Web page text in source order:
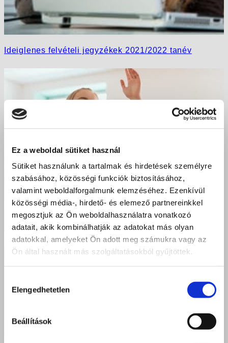
Ez a weboldal sütiket használ
Sütiket használunk a tartalmak és hirdetések személyre
szabásához, közösségi funkciók biztosításához,
valamint weboldalforgalmunk elemzéséhez. Ezenkívül
közösségi média-, hirdető- és elemező partnereinkkel
megosztjuk az Ön weboldalhasználatra vonatkozó
adatait, akik kombinálhatják az adatokat más olyan
adatokkal, amelyeket Ön adott meg számukra vagy az
Ön által használt más szolgáltatásokból gyűjtöttek.
kiválasztása
Elengedhetetlen
Beállítások
Ideiglenes felvételi jegyzékek 2021/2022 tanév
Az Iskolaválasztás nagy döntés!